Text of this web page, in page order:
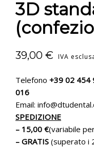
3D
39,00 € IVA
Telefono +39 02 454
016
Email:
SPEDIZIONE
– 15,00 €(variabile
– GRATIS (superato i